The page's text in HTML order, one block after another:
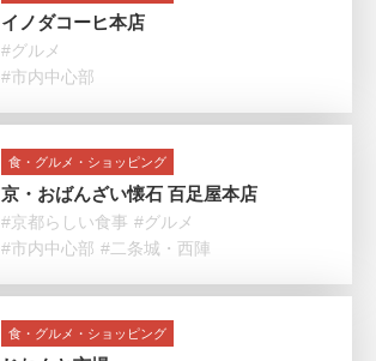
イノダコーヒ本店
#グルメ
#市内中心部
食・グルメ・ショッピング
京・おばんざい懐石 百足屋本店
#京都らしい食事 #グルメ
#市内中心部 #二条城・西陣
食・グルメ・ショッピング